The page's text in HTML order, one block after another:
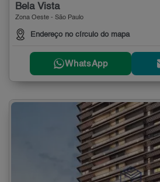
Bela Vista
Zona Oeste - São Paulo
Endereço no círculo do mapa
WhatsApp